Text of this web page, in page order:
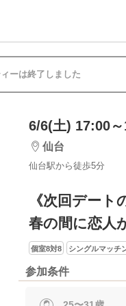
ーは終了しました
6/6(土) 17:00
仙台
仙台駅から徒歩5分
《次回デート
春の間に恋人
個室8対8 シングルマッチ
参加条件